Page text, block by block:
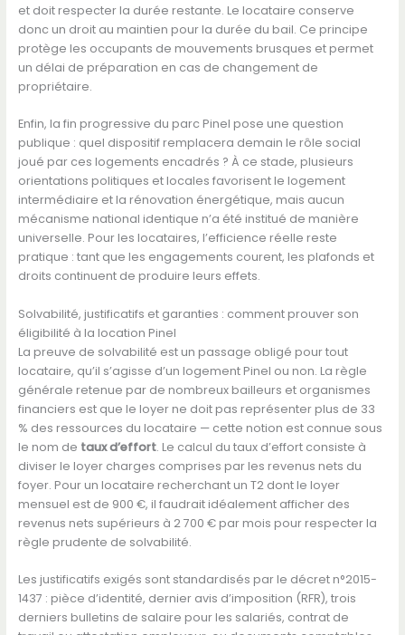
et doit respecter la durée restante. Le locataire conserve
donc un droit au maintien pour la durée du bail. Ce principe
protège les occupants de mouvements brusques et permet
un délai de préparation en cas de changement de
propriétaire.
Enfin, la fin progressive du parc Pinel pose une question
publique : quel dispositif remplacera demain le rôle social
joué par ces logements encadrés ? À ce stade, plusieurs
orientations politiques et locales favorisent le logement
intermédiaire et la rénovation énergétique, mais aucun
mécanisme national identique n’a été institué de manière
universelle. Pour les locataires, l’efficience réelle reste
pratique : tant que les engagements courent, les plafonds et
droits continuent de produire leurs effets.
Solvabilité, justificatifs et garanties : comment prouver son
éligibilité à la location Pinel
La preuve de solvabilité est un passage obligé pour tout
locataire, qu’il s’agisse d’un logement Pinel ou non. La règle
générale retenue par de nombreux bailleurs et organismes
financiers est que le loyer ne doit pas représenter plus de 33
% des ressources du locataire — cette notion est connue sous
le nom de taux d’effort. Le calcul du taux d’effort consiste à
diviser le loyer charges comprises par les revenus nets du
foyer. Pour un locataire recherchant un T2 dont le loyer
mensuel est de 900 €, il faudrait idéalement afficher des
revenus nets supérieurs à 2 700 € par mois pour respecter la
règle prudente de solvabilité.
Les justificatifs exigés sont standardisés par le décret n°2015-
1437 : pièce d’identité, dernier avis d’imposition (RFR), trois
derniers bulletins de salaire pour les salariés, contrat de